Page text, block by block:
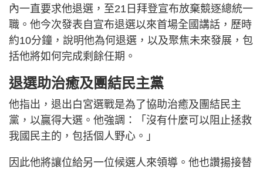
內一直要求他退選，至21日拜登宣布放棄競逐總統一
職。他今次發表自宣布退選以來首場全國講話，歷時
約10分鐘，說明他為何退選，以及聚焦未來發展，包
括他將如何完成剩餘任期。
退選助治癒及團結民主黨
他指出，退出白宮選戰是為了協助治癒及團結民主
黨，以贏得大選。他強調：「沒有什麼可以阻止拯救
我國民主的，包括個人野心。」
因此他將讓位給另一位候選人來領導。他也讚揚接替